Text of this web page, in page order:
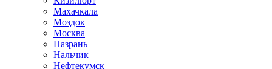
Махачкала
Моздок
Москва
Назрань
Нальчик
Нефтекумск